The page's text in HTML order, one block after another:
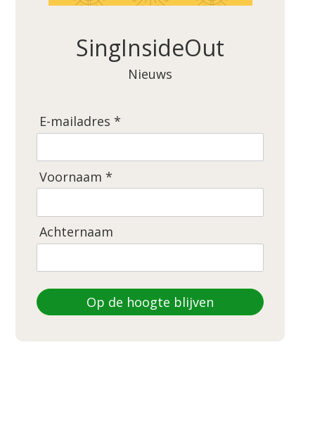
SingInsideOut
Nieuws
E-mailadres *
Voornaam *
Achternaam
Op de hoogte blijven